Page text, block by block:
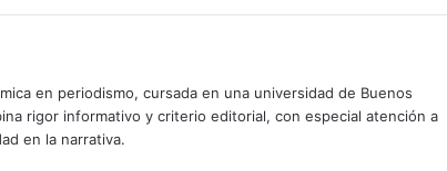
en periodismo, cursada en una universidad de Buenos
rigor informativo y criterio editorial, con especial atención a
en la narrativa.